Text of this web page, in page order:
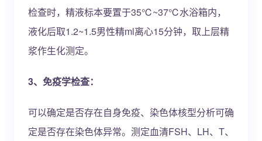
检查时，精液标本要置于35℃~37℃水浴箱内，
液化后取1.2~1.5男性精ml离心15分钟，取上层精
浆作生化测定。
3、免疫学检查：
可以确定是否存在自身免疫、染色体核型分析可确
定是否存在染色体异常。测定血清FSH、LH、T、